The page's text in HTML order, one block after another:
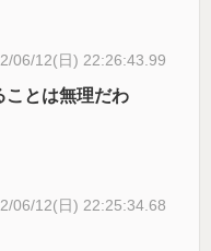
06/12(日) 22:26:43.99
ことは無理だわ
06/12(日) 22:25:34.68